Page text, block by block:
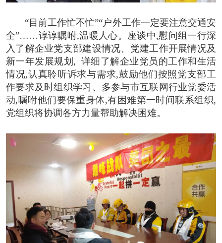
“目前工作忙不忙”“户外工作一定要注意交通安
全”……谆谆嘱咐,温暖人心。 座谈中,慰问组一行深
入了解企业党支部建设情况、党建工作开展情况及
新一年发展规划, 详细了解企业党员的工作和生活
情况,认真聆听诉求与需求,鼓励他们按照党支部工
作要求及时组织学习、多参与市互联网行业党委活
动,嘱咐他们要保重身体,有困难第一时间联系组织,
党组织将协调各方力量帮助解决困难。